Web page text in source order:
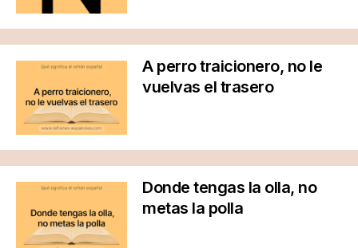
A perro traicionero, no le
vuelvas el trasero
Donde tengas la olla, no
metas la polla